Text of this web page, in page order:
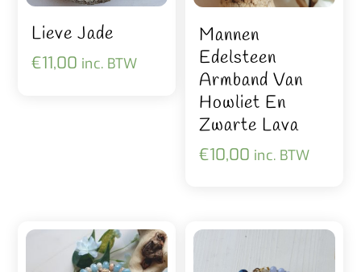
Lieve Jade
€11,00 inc. BTW
Mannen
Edelsteen
Armband Van
Howliet En
Zwarte Lava
€10,00 inc. BTW